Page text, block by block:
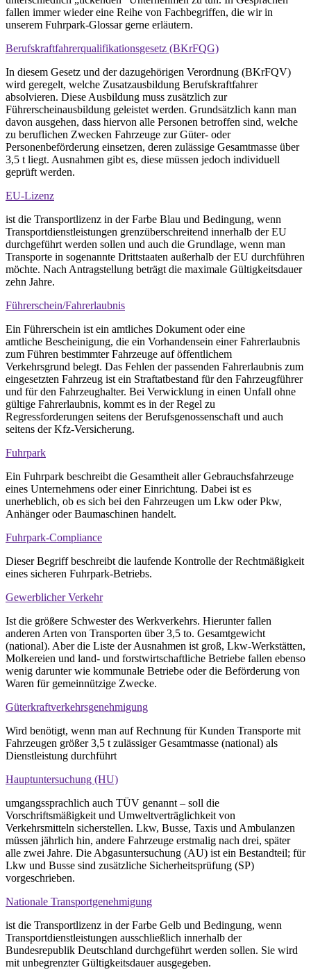
fallen immer wieder eine Reihe von Fachbegriffen, die wir in
unserem Fuhrpark-Glossar gerne erläutern.
Berufskraftfahrerqualifikationsgesetz (BKrFQG)
In diesem Gesetz und der dazugehörigen Verordnung (BKrFQV)
wird geregelt, welche Zusatzausbildung Berufskraftfahrer
absolvieren. Diese Ausbildung muss zusätzlich zur
Führerscheinausbildung geleistet werden. Grundsätzlich kann man
davon ausgehen, dass hiervon alle Personen betroffen sind, welche
zu beruflichen Zwecken Fahrzeuge zur Güter- oder
Personenbeförderung einsetzen, deren zulässige Gesamtmasse über
3,5 t liegt. Ausnahmen gibt es, diese müssen jedoch individuell
geprüft werden.
EU-Lizenz
ist die Transportlizenz in der Farbe Blau und Bedingung, wenn
Transportdienstleistungen grenzüberschreitend innerhalb der EU
durchgeführt werden sollen und auch die Grundlage, wenn man
Transporte in sogenannte Drittstaaten außerhalb der EU durchführen
möchte. Nach Antragstellung beträgt die maximale Gültigkeitsdauer
zehn Jahre.
Führerschein/Fahrerlaubnis
Ein Führerschein ist ein amtliches Dokument oder eine
amtliche Bescheinigung, die ein Vorhandensein einer Fahrerlaubnis
zum Führen bestimmter Fahrzeuge auf öffentlichem
Verkehrsgrund belegt. Das Fehlen der passenden Fahrerlaubnis zum
eingesetzten Fahrzeug ist ein Straftatbestand für den Fahrzeugführer
und für den Fahrzeughalter. Bei Verwicklung in einen Unfall ohne
gültige Fahrerlaubnis, kommt es in der Regel zu
Regressforderungen seitens der Berufsgenossenschaft und auch
seitens der Kfz-Versicherung.
Fuhrpark
Ein Fuhrpark beschreibt die Gesamtheit aller Gebrauchsfahrzeuge
eines Unternehmens oder einer Einrichtung. Dabei ist es
unerheblich, ob es sich bei den Fahrzeugen um Lkw oder Pkw,
Anhänger oder Baumaschinen handelt.
Fuhrpark-Compliance
Dieser Begriff beschreibt die laufende Kontrolle der Rechtmäßigkeit
eines sicheren Fuhrpark-Betriebs.
Gewerblicher Verkehr
Ist die größere Schwester des Werkverkehrs. Hierunter fallen
anderen Arten von Transporten über 3,5 to. Gesamtgewicht
(national). Aber die Liste der Ausnahmen ist groß, Lkw-Werkstätten,
Molkereien und land- und forstwirtschaftliche Betriebe fallen ebenso
wenig darunter wie kommunale Betriebe oder die Beförderung von
Waren für gemeinnützige Zwecke.
Güterkraftverkehrsgenehmigung
Wird benötigt, wenn man auf Rechnung für Kunden Transporte mit
Fahrzeugen größer 3,5 t zulässiger Gesamtmasse (national) als
Dienstleistung durchführt
Hauptuntersuchung (HU)
umgangssprachlich auch TÜV genannt – soll die
Vorschriftsmäßigkeit und Umweltverträglichkeit von
Verkehrsmitteln sicherstellen. Lkw, Busse, Taxis und Ambulanzen
müssen jährlich hin, andere Fahrzeuge erstmalig nach drei, später
alle zwei Jahre. Die Abgasuntersuchung (AU) ist ein Bestandteil; für
Lkw und Busse sind zusätzliche Sicherheitsprüfung (SP)
vorgeschrieben.
Nationale Transportgenehmigung
ist die Transportlizenz in der Farbe Gelb und Bedingung, wenn
Transportdienstleistungen ausschließlich innerhalb der
Bundesrepublik Deutschland durchgeführt werden sollen. Sie wird
mit unbegrenzter Gültigkeitsdauer ausgegeben.